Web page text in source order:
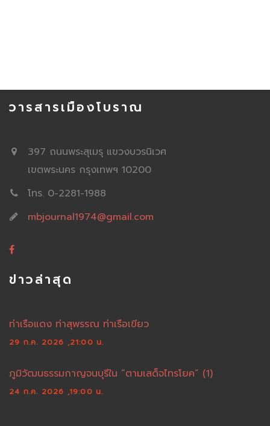
วารสารเมืองโบราณ
397 ถนนพระสุเมรุ แขวงบวรนิเวศ
เขตพระนคร กรุงเทพฯ 10200
โทร. 0-2281-1988
mbjournal1974@gmail.com
ข่าวล่าสุด
ท่าเรือแดง ท่าสุพรรณ ท่าเรือเขียว
29 ก.ค. 2026 ,21:00 น.
ภูมิวัฒนธรรมกาญจนบุรีใน “ตามเสด็จไทรโยค” (1)
24 ก.ค. 2026 ,19:00 น.